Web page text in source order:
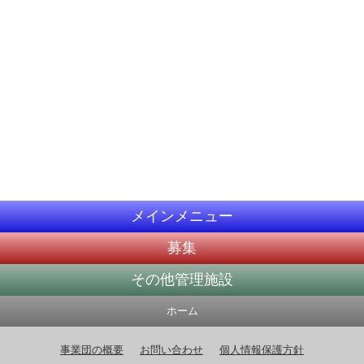
メインメニュー
募集
その他管理施設
ホーム
事業団の概要 お問い合わせ 個人情報保護方針